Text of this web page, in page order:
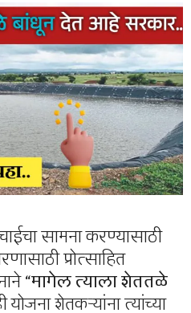
सामना करण्यासाठी
प्रोत्साहित
“मागेल त्याला शेततळे
शेतकऱ्यांना त्यांच्या